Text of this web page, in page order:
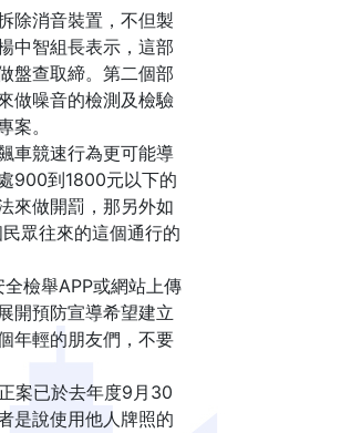
除消音裝置，不但製
中智組長表示，這部
盤查取締。第二個部
做噪音的檢測及檢驗
。
車競速行為更可能導
900到1800元以下的
來做開罰，那另外如
眾往來的這個通行的
檢舉APP或網站上傳
開預防宣導希望建立
年輕的朋友們，不要
案已於去年度9月30
是說使用他人牌照的